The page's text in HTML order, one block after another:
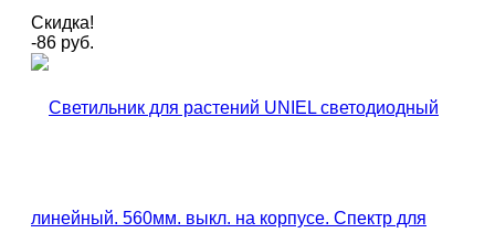
Скидка!
-86 руб.